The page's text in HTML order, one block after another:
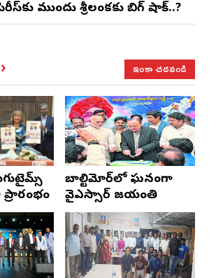
ముందు శ్రీలంకకు బిగ్ షాక్..?
ఇంకా చదవండి
బాల్టిమోర్‌లో ఘనంగా
వైఎస్సార్‌ జయంతి